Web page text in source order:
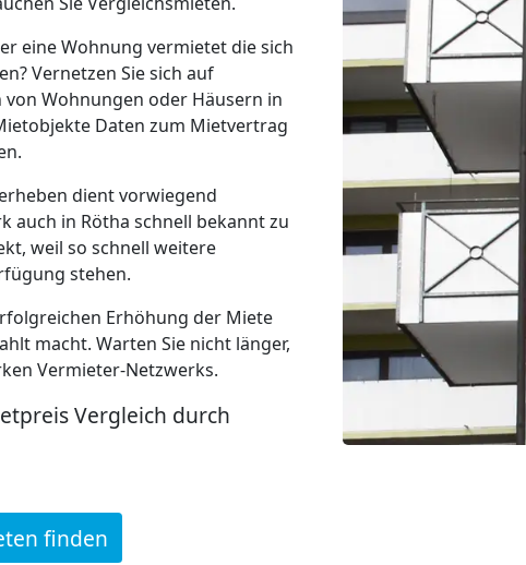
eine Wohnung vermietet die sich
Vernetzen Sie sich auf
Wohnungen oder Häusern in
Daten zum Mietvertrag
dient vorwiegend
auch in Rötha schnell bekannt zu
weil so schnell weitere
stehen.
Erhöhung der Miete
macht. Warten Sie nicht länger,
Vermieter-Netzwerks.
Vergleich durch
finden